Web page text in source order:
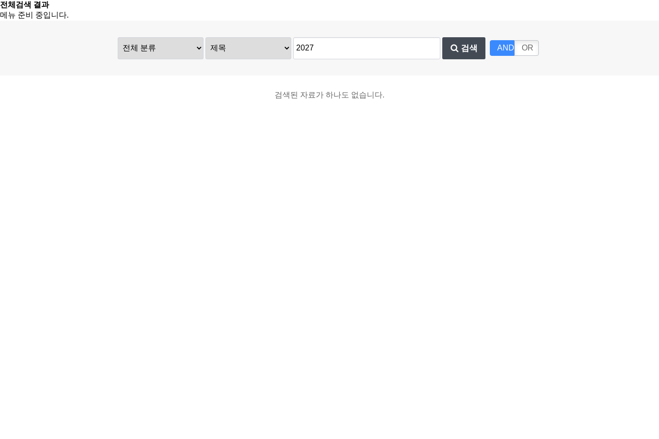
전체검색 결과
메뉴 준비 중입니다.
검색 AND OR
검색된 자료가 하나도 없습니다.